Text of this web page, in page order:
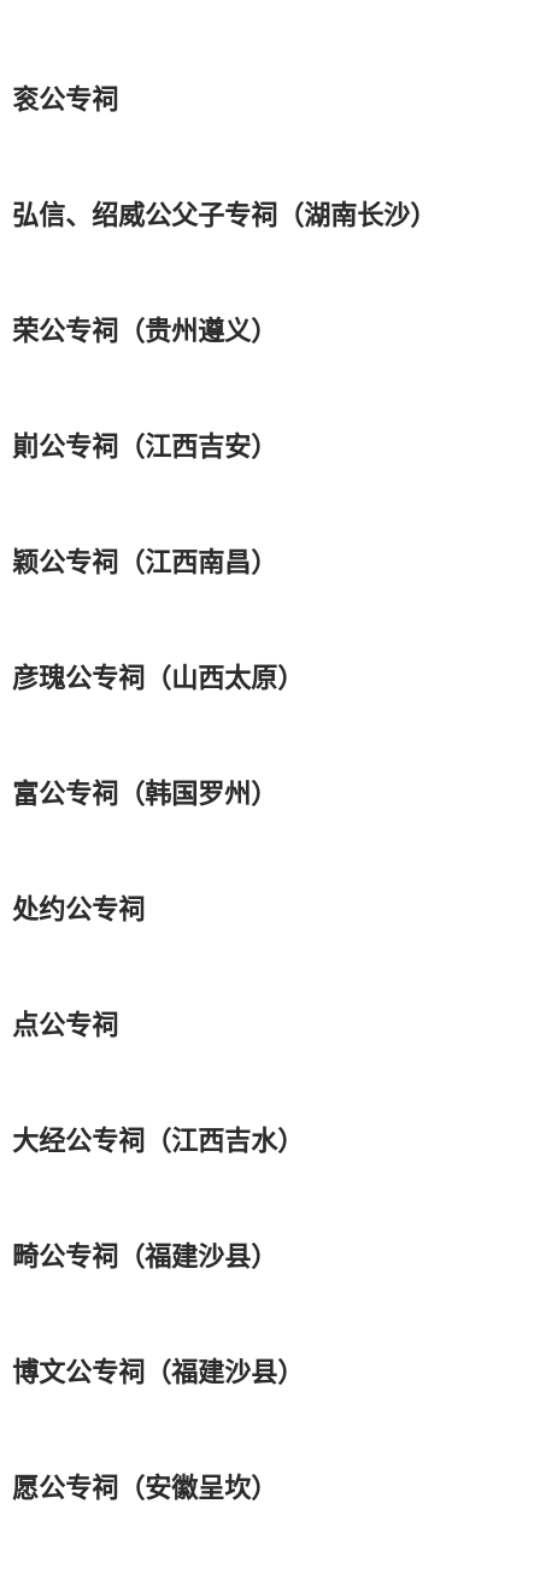
衮公专祠
弘信、绍威公父子专祠（湖南长沙）
荣公专祠（贵州遵义）
崱公专祠（江西吉安）
颖公专祠（江西南昌）
彦瑰公专祠（山西太原）
富公专祠（韩国罗州）
处约公专祠
点公专祠
大经公专祠（江西吉水）
畸公专祠（福建沙县）
博文公专祠（福建沙县）
愿公专祠（安徽呈坎）